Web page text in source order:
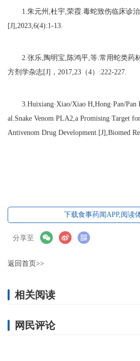
1.朱元州,杜宇,荣霞.毒蛇致伤临床诊治
[J],2023,6(4):1-13.
2.张乐,陶明宝,陈鸿平,等.常用蛇类药
方剂学杂志[J]，2017,23（4）:222-227.
3.Huixiang·Xiao/Xiao H,Hong·Pan/Pan
al.Snake Venom PLA2,a Promising Target
Antivenom Drug Development.[J],Biomed
下载食事药闻APP,阅读
分享至
返回首页>>
相关阅读
网民评论